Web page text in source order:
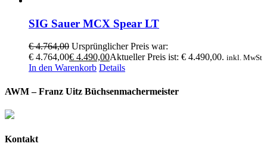
SIG Sauer MCX Spear LT
€4.764,00 Ursprünglicher Preis war:
€ 4.764,00€ 4.490,00Aktueller Preis ist: € 4.490,00. inkl. MwSt
In den Warenkorb Details
AWM – Franz Uitz Büchsenmachermeister
Kontakt